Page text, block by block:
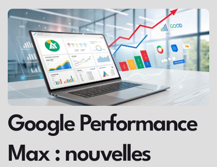
Google Performance
Max : nouvelles